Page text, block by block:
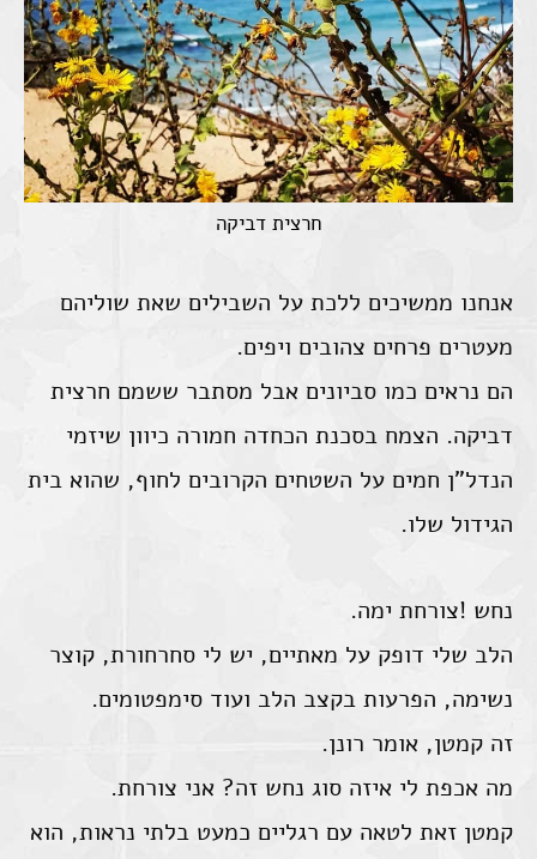
חרצית דביקה
אנחנו ממשיכים ללכת על השבילים שאת שוליהם
מעטרים פרחים צהובים ויפים.
הם נראים כמו סביונים אבל מסתבר ששמם חרצית
דביקה. הצמח בסכנת הכחדה חמורה כיוון שיזמי
הנדל"ן חמים על השטחים הקרובים לחוף, שהוא בית
הגידול שלו.
נחש !צורחת ימה.
הלב שלי דופק על מאתיים, יש לי סחרחורת, קוצר
נשימה, הפרעות בקצב הלב ועוד סימפטומים.
זה קמטן, אומר רונן.
מה אכפת לי איזה סוג נחש זה? אני צורחת.
קמטן זאת לטאה עם רגליים כמעט בלתי נראות, הוא